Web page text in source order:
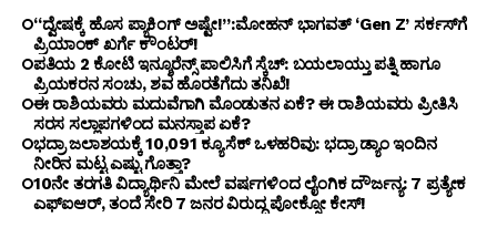
“ದ್ವೇಷಕ್ಕೆ ಹೊಸ ಪ್ಯಾಕಿಂಗ್ ಅಷ್ಟೇ!”:ಮೋಹನ್ ಭಾಗವತ್‌ ‘Gen Z’ ಸರ್ಕಸ್‌ಗೆ
ಪ್ರಿಯಾಂಕ್ ಖರ್ಗೆ ಕೌಂಟರ್!
ಪತಿಯ ₹2 ಕೋಟಿ ಇನ್ಶೂರೆನ್ಸ್ ಪಾಲಿಸಿಗೆ ಸ್ಕೆಚ್: ಬಯಲಾಯ್ತು ಪತ್ನಿ ಹಾಗೂ
ಪ್ರಿಯಕರನ ಸಂಚು, ಶವ ಹೊರತೆಗೆದು ತನಿಖೆ!
ಈ ರಾಶಿಯವರು ಮದುವೆಗಾಗಿ ಮೊಂಡುತನ ಏಕೆ? ಈ ರಾಶಿಯವರು ಪ್ರೀತಿಸಿ
ಸರಸ ಸಲ್ಲಾಪಗಳಿಂದ ಮನಸ್ತಾಪ ಏಕೆ?
ಭದ್ರಾ ಜಲಾಶಯಕ್ಕೆ 10,091 ಕ್ಯೂಸೆಕ್ ಒಳಹರಿವು: ಭದ್ರಾ ಡ್ಯಾಂ ಇಂದಿನ
ನೀರಿನ ಮಟ್ಟ ಎಷ್ಟು ಗೊತ್ತಾ?
10ನೇ ತರಗತಿ ವಿದ್ಯಾರ್ಥಿನಿ ಮೇಲೆ ವರ್ಷಗಳಿಂದ ಲೈಂಗಿಕ ದೌರ್ಜನ್ಯ: 7 ಪ್ರತ್ಯೇಕ
ಎಫ್ಐಆರ್, ತಂದೆ ಸೇರಿ 7 ಜನರ ವಿರುದ್ಧ ಪೋಕ್ಸೋ ಕೇಸ್!